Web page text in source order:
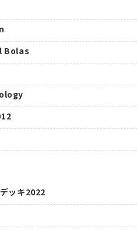
Bolas
ッキ2022